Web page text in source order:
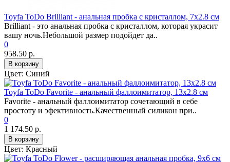
Toyfa ToDo Brilliant - анальная пробка с кристаллом, 7х2.8 см
Brilliant - это анальная пробка с кристаллом, которая украсит
вашу ночь.Небольшой размер подойдет да..
0
958.50 р.
В корзину
Цвет: Синий
Toyfa ToDo Favorite - анальный фаллоимитатор, 13х2.8 см
Favorite - анальный фаллоимитатор сочетающий в себе
простоту и эфективность.Качественный силикон при..
0
1 174.50 р.
В корзину
Цвет: Красный